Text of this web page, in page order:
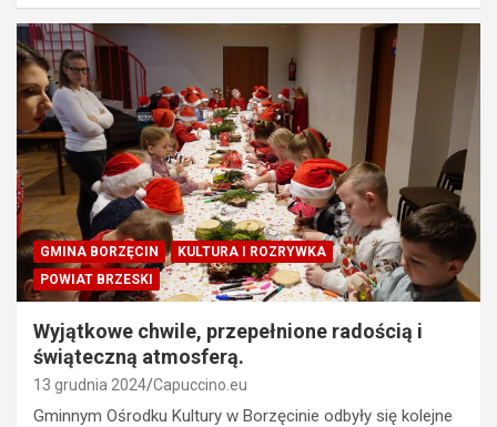
GMINA BORZĘCIN
KULTURA I ROZRYWKA
POWIAT BRZESKI
Wyjątkowe chwile, przepełnione radością i
świąteczną atmosferą.
13 grudnia 2024 Capuccino.eu
Gminnym Ośrodku Kultury w Borzęcinie odbyły się kolejne